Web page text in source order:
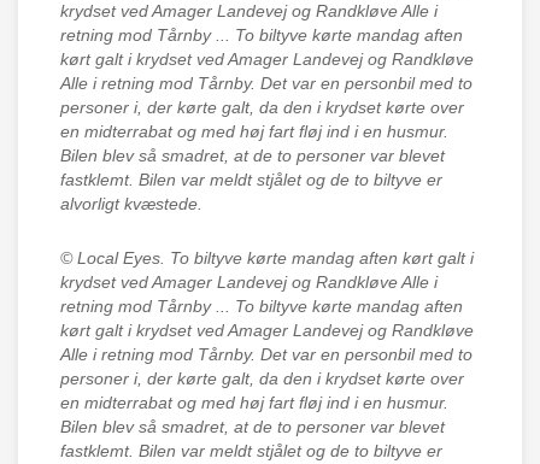
krydset ved Amager Landevej og Randkløve Alle i
retning mod Tårnby ... To biltyve kørte mandag aften
kørt galt i krydset ved Amager Landevej og Randkløve
Alle i retning mod Tårnby. Det var en personbil med to
personer i, der kørte galt, da den i krydset kørte over
en midterrabat og med høj fart fløj ind i en husmur.
Bilen blev så smadret, at de to personer var blevet
fastklemt. Bilen var meldt stjålet og de to biltyve er
alvorligt kvæstede.
© Local Eyes. To biltyve kørte mandag aften kørt galt i
krydset ved Amager Landevej og Randkløve Alle i
retning mod Tårnby ... To biltyve kørte mandag aften
kørt galt i krydset ved Amager Landevej og Randkløve
Alle i retning mod Tårnby. Det var en personbil med to
personer i, der kørte galt, da den i krydset kørte over
en midterrabat og med høj fart fløj ind i en husmur.
Bilen blev så smadret, at de to personer var blevet
fastklemt. Bilen var meldt stjålet og de to biltyve er